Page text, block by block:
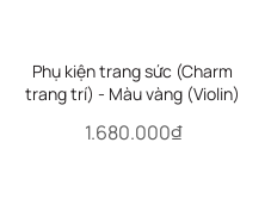
Phụ kiện trang sức (Charm
trang trí) - Màu vàng (Violin)
1.680.000₫